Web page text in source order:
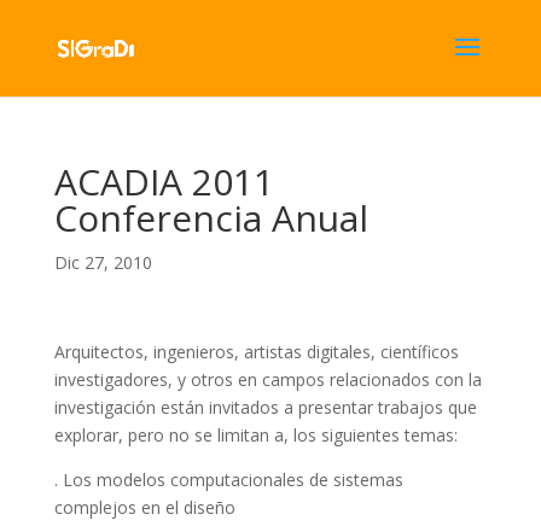
ACADIA 2011
Conferencia Anual
Dic 27, 2010
Arquitectos, ingenieros, artistas digitales, científicos
investigadores, y otros en campos relacionados con la
investigación están invitados a presentar trabajos que
explorar, pero no se limitan a, los siguientes temas:
. Los modelos computacionales de sistemas
complejos en el diseño